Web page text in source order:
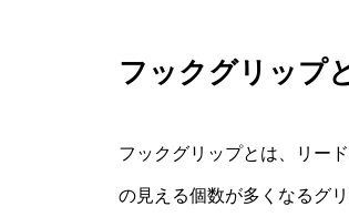
フックグリップ
フックグリップとは、リー
の見える個数が多くなるグ